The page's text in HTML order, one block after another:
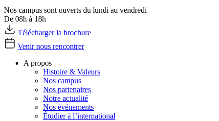
Nos campus sont ouverts du lundi au vendredi
De 08h à 18h
Télécharger la brochure
Venir nous rencontrer
A propos
Histoire & Valeurs
Nos campus
Nos partenaires
Notre actualité
Nos événements
Étudier à l’international